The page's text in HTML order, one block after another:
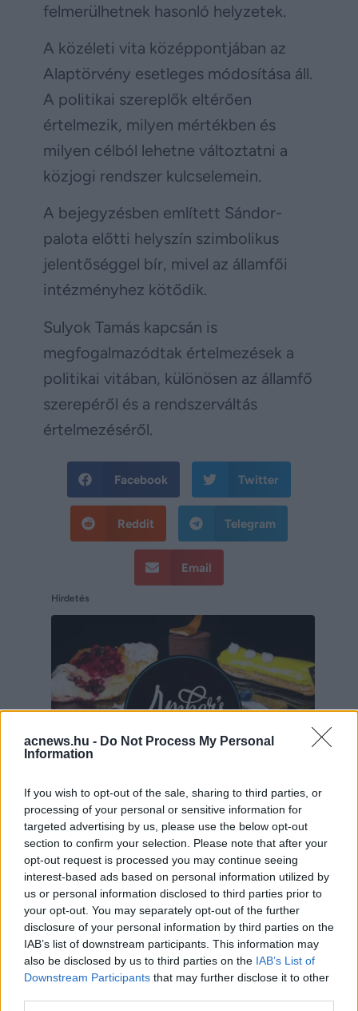
acnews.hu - Do Not Process My Personal
Information
If you wish to opt-out of the sale, sharing to third parties, or
processing of your personal or sensitive information for
targeted advertising by us, please use the below opt-out
section to confirm your selection. Please note that after your
opt-out request is processed you may continue seeing
interest-based ads based on personal information utilized by
us or personal information disclosed to third parties prior to
your opt-out. You may separately opt-out of the further
disclosure of your personal information by third parties on the
IAB’s list of downstream participants. This information may
also be disclosed by us to third parties on the IAB’s List of
Downstream Participants that may further disclose it to other
felmerülhetnek hasonló helyzetek.
A közéleti vita középpontjában az
Alaptörvény esetleges módosítása áll.
A politikai szereplők eltérően
értelmezik, milyen mértékben és
milyen célból lehetne változtatni a
közjogi rendszer kulcselemein.
A bejegyzésben említett Sándor-
palota előtti helyszín szimbolikus
jelentőséggel bír, mivel az államfői
intézményhez kötődik.
Sulyok Tamás kapcsán is
megfogalmazódtak értelmezések a
politikai vitában, különösen az államfő
szerepéről és a rendszerváltás
értelmezéséről.
Facebook Twitter
Reddit Telegram
Email
Hirdetés